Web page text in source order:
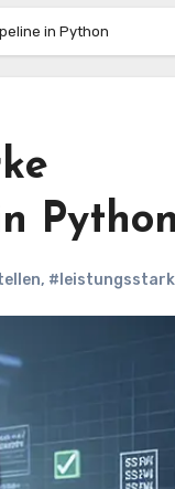
in Python
Python
,